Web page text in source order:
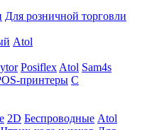
Для розничной торговли
Atol
Posiflex Atol Sam4s
принтеры С
2D Беспроводные Atol